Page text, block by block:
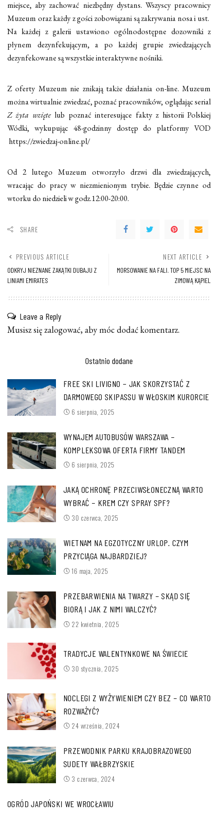
miejsce, aby zachować niezbędny dystans. Wszyscy pracownicy
Muzeum oraz każdy z gości zobowiązani są zakrywania nosa i ust.
Na każdej z galerii ustawiono ogólnodostępne dozowniki z
płynem dezynfekującym, a po każdej grupie zwiedzających
dezynfekowane są wszystkie interaktywne nośniki.
Z oferty Muzeum nie znikają także działania on-line. Muzeum
można wirtualnie zwiedzać, poznać pracowników, oglądając serial
Z żyta wziętelub poznać interesujące fakty z historii Polskiej
Wódki, wykupując 48-godzinny dostęp do platformy VOD
https://zwiedzaj-online.pl/
Od 2 lutego Muzeum otworzyło drzwi dla zwiedzających,
wracając do pracy w niezmienionym trybie. Będzie czynne od
wtorku do niedzieli w godz.12:00-20:00.
SHARE
PREVIOUS ARTICLE
ODKRYJ NIEZNANE ZAKĄTKI DUBAJU Z
LINIAMI EMIRATES
NEXT ARTICLE
MORSOWANIE NA FALI. TOP 5 MIEJSC NA
ZIMOWĄ KĄPIEL
Leave a Reply
Musisz sięzalogować, aby móc dodać komentarz.
Ostatnio dodane
FREE SKI LIVIGNO – JAK SKORZYSTAĆ Z
DARMOWEGO SKIPASSU W WŁOSKIM KURORCIE
6 sierpnia, 2025
WYNAJEM AUTOBUSÓW WARSZAWA –
KOMPLEKSOWA OFERTA FIRMY TANDEM
6 sierpnia, 2025
JAKĄ OCHRONĘ PRZECIWSŁONECZNĄ WARTO
WYBRAĆ – KREM CZY SPRAY SPF?
30 czerwca, 2025
WIETNAM NA EGZOTYCZNY URLOP. CZYM
PRZYCIĄGA NAJBARDZIEJ?
16 maja, 2025
PRZEBARWIENIA NA TWARZY – SKĄD SIĘ
BIORĄ I JAK Z NIMI WALCZYĆ?
22 kwietnia, 2025
TRADYCJE WALENTYNKOWE NA ŚWIECIE
30 stycznia, 2025
NOCLEGI Z WYŻYWIENIEM CZY BEZ – CO WARTO
ROZWAŻYĆ?
24 września, 2024
PRZEWODNIK PARKU KRAJOBRAZOWEGO
SUDETY WAŁBRZYSKIE
3 czerwca, 2024
OGRÓD JAPOŃSKI WE WROCŁAWIU